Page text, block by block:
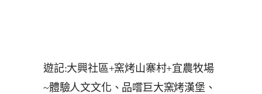
遊記:大興社區+窯烤山寨村+宜農牧場
~體驗人文文化、品嚐巨大窯烤漢堡、